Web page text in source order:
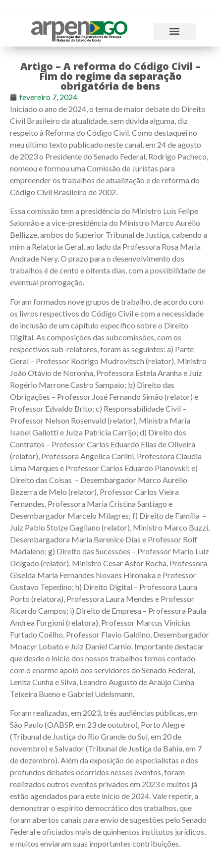
Artigo – A reforma do Código Civil –
Fim do regime da separação
obrigatória de bens
fevereiro 7, 2024
Iniciado o ano de 2024, o tema de maior debate do Direito
Civil Brasileiro da atualidade, sem dúvida alguma, diz
respeito à Reforma do Código Civil. Como destaquei no
meu último texto publicado neste canal, em 24 de agosto
de 2023 o Presidente do Senado Federal, Rodrigo Pacheco,
nomeou e formou uma Comissão de Juristas para
empreender os trabalhos de atualização e de reforma do
Código Civil Brasileiro de 2002.
Essa comissão tem a presidência do Ministro Luis Felipe
Salomão e a vice-presidência do Ministro Marco Aurélio
Bellizze, ambos do Superior Tribunal de Justiça, cabendo a
mim a Relatoria Geral, ao lado da Professora Rosa Maria
Andrade Nery. O prazo para o desenvolvimento dos
trabalhos é de cento e oitenta dias, com a possibilidade de
eventual prorrogação.
Foram formados nove grupos de trabalho, de acordo com
os livros respectivos do Código Civil e com a necessidade
de inclusão de um capítulo específico sobre o Direito
Digital. As composições das subcomissões, com os
respectivos sub-relatores, foram as seguintes: a) Parte
Geral – Professor Rodrigo Mudrovitsch (relator), Ministro
João Otávio de Noronha, Professora Estela Aranha e Juiz
Rogério Marrone Castro Sampaio; b) Direito das
Obrigações – Professor José Fernando Simão (relator) e
Professor Edvaldo Brito; c) Responsabilidade Civil –
Professor Nelson Rosenvald (relator), Ministra Maria
Isabel Gallotti e Juíza Patrícia Carrijo; d) Direito dos
Contratos – Professor Carlos Eduardo Elias de Oliveira
(relator), Professora Angelica Carlini, Professora Claudia
Lima Marques e Professor Carlos Eduardo Pianovski; e)
Direito das Coisas – Desembargador Marco Aurélio
Bezerra de Melo (relator), Professor Carlos Vieira
Fernandes, Professora Maria Cristina Santiago e
Desembargador Marcelo Milagres; f) Direito de Família –
Juiz Pablo Stolze Gagliano (relator), Ministro Marco Buzzi,
Desembargadora Maria Berenice Dias e Professor Rolf
Madaleno; g) Direito das Sucessões – Professor Mario Luiz
Delgado (relator), Ministro Cesar Asfor Rocha, Professora
Giselda Maria Fernandes Novaes Hironaka e Professor
Gustavo Tepedino; h) Direito Digital – Professora Laura
Porto (relatora), Professora Laura Mendes e Professor
Ricardo Campos; i) Direito de Empresa – Professora Paula
Andrea Forgioni (relatora), Professor Marcus Vinicius
Furtado Coêlho, Professor Flavio Galdino, Desembargador
Moacyr Lobato e Juiz Daniel Carnio. Importante destacar
que desde o início dos nossos trabalhos temos contado
com o enorme apoio dos servidores do Senado Federal,
Lenita Cunha e Silva, Leandro Augusto de Araújo Cunha
Teixeira Bueno e Gabriel Udelsmann.
Foram realizadas, em 2023, três audiências públicas, em
São Paulo (OABSP, em 23 de outubro), Porto Alegre
(Tribunal de Justiça do Rio Grande do Sul, em 20 de
novembro) e Salvador (Tribunal de Justiça da Bahia, em 7
de dezembro). Além da exposição de especialistas e dos
profundos debates ocorridos nesses eventos, foram
realizados outros eventos privados em 2023 e muitos já
estão agendados para este início de 2024. Vale repetir, a
demonstrar o espírito democrático dos trabalhos, que
foram abertos canais para envio de sugestões pelo Senado
Federal e oficiados mais de quinhentos institutos jurídicos,
e muitos enviaram suas importantes contribuições.